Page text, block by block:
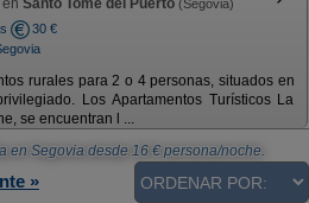
Santo Tomé del Puerto (Segovia)
30 €
rurales para 2 o 4 personas, situados en
Los Apartamentos Turísticos La
se encuentran l ...
en Segovia desde 16 € persona/noche.
»